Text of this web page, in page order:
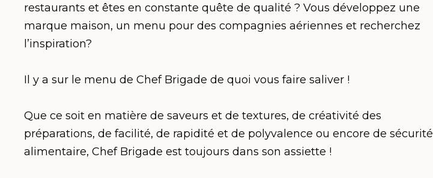
restaurants et êtes en constante quête de qualité ? Vous développez une
marque maison, un menu pour des compagnies aériennes et recherchez
l’inspiration?
Il y a sur le menu de Chef Brigade de quoi vous faire saliver !
Que ce soit en matière de saveurs et de textures, de créativité des
préparations, de facilité, de rapidité et de polyvalence ou encore de sécurité
alimentaire, Chef Brigade est toujours dans son assiette !